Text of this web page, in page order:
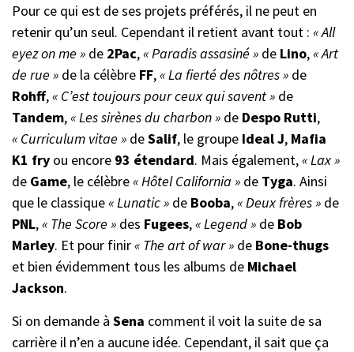
Pour ce qui est de ses projets préférés, il ne peut en
retenir qu’un seul. Cependant il retient avant tout : « All
eyez on me » de 2Pac,« Paradis assasiné » de Lino,« Art
de rue » de la célèbre FF,« La fierté des nôtres » de
Rohff,« C’est toujours pour ceux qui savent » de
Tandem,« Les sirènes du charbon » de Despo Rutti,
« Curriculum vitae » deSalif, le groupe Ideal J, Mafia
K1 fry ou encore 93 étendard. Mais également,« Lax »
de Game, le célèbre« Hôtel California » de Tyga. Ainsi
que le classique« Lunatic » de Booba,« Deux frères » de
PNL,« The Score » des Fugees,« Legend » de Bob
Marley. Et pour finir« The art of war » de Bone-thugs
et bien évidemment tous les albums de Michael
Jackson.
Si on demande à Sena comment il voit la suite de sa
carrière il n’en a aucune idée. Cependant, il sait que ça